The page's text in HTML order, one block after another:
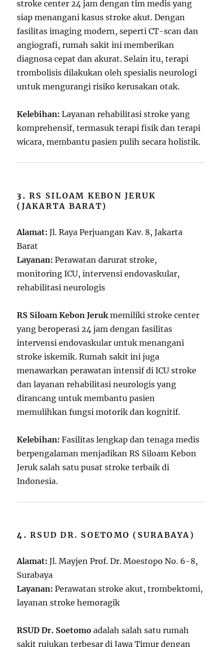
stroke center 24 jam dengan tim medis yang
siap menangani kasus stroke akut. Dengan
fasilitas imaging modern, seperti CT-scan dan
angiografi, rumah sakit ini memberikan
diagnosa cepat dan akurat. Selain itu, terapi
trombolisis dilakukan oleh spesialis neurologi
untuk mengurangi risiko kerusakan otak.
Kelebihan: Layanan rehabilitasi stroke yang
komprehensif, termasuk terapi fisik dan terapi
wicara, membantu pasien pulih secara holistik.
3.RS SILOAM KEBON JERUK
(JAKARTA BARAT)
Alamat: Jl. Raya Perjuangan Kav. 8, Jakarta
Barat
Layanan: Perawatan darurat stroke,
monitoring ICU, intervensi endovaskular,
rehabilitasi neurologis
RS Siloam Kebon Jerukmemiliki stroke center
yang beroperasi 24 jam dengan fasilitas
intervensi endovaskular untuk menangani
stroke iskemik. Rumah sakit ini juga
menawarkan perawatan intensif di ICU stroke
dan layanan rehabilitasi neurologis yang
dirancang untuk membantu pasien
memulihkan fungsi motorik dan kognitif.
Kelebihan: Fasilitas lengkap dan tenaga medis
berpengalaman menjadikan RS Siloam Kebon
Jeruk salah satu pusat stroke terbaik di
Indonesia.
4.RSUD DR. SOETOMO (SURABAYA)
Alamat: Jl. Mayjen Prof. Dr. Moestopo No. 6-8,
Surabaya
Layanan: Perawatan stroke akut, trombektomi,
layanan stroke hemoragik
RSUD Dr. Soetomo adalah salah satu rumah
sakit rujukan terbesar di Jawa Timur dengan